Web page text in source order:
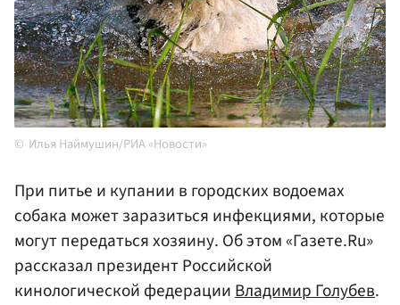
Илья Наймушин/РИА «Новости»
При питье и купании в городских водоемах
собака может заразиться инфекциями, которые
могут передаться хозяину. Об этом «Газете.Ru»
рассказал президент Российской
кинологической федерацииВладимир Голубев.